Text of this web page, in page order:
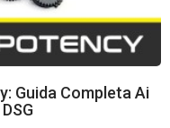
Guida Completa Ai